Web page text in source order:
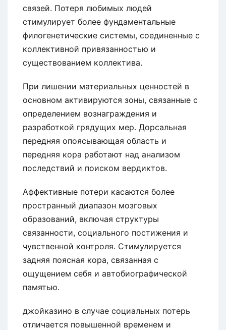
связей. Потеря любимых людей
стимулирует более фундаментальные
филогенетические системы, соединенные с
коллективной привязанностью и
существованием коллектива.
При лишении материальных ценностей в
основном активируются зоны, связанные с
определением вознаграждения и
разработкой грядущих мер. Дорсальная
передняя опоясывающая область и
передняя кора работают над анализом
последствий и поиском вердиктов.
Аффективные потери касаются более
пространный диапазон мозговых
образований, включая структуры
связанности, социального постижения и
чувственной контроля. Стимулируется
задняя поясная кора, связанная с
ощущением себя и автобиографической
памятью.
джойказино в случае социальных потерь
отличается повышенной временем и